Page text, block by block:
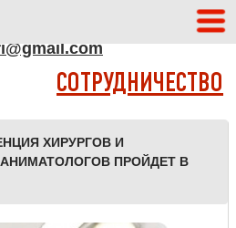
СОТРУДНИЧЕСТВО
ХИРУРГОВ И
ПРОЙДЕТ В